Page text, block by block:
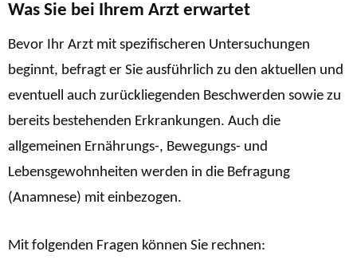
Was Sie bei Ihrem Arzt erwartet
Bevor Ihr Arzt mit spezifischeren Untersuchungen
beginnt, befragt er Sie ausführlich zu den aktuellen und
eventuell auch zurückliegenden Beschwerden sowie zu
bereits bestehenden Erkrankungen. Auch die
allgemeinen Ernährungs-, Bewegungs- und
Lebensgewohnheiten werden in die Befragung
(Anamnese) mit einbezogen.
Mit folgenden Fragen können Sie rechnen: